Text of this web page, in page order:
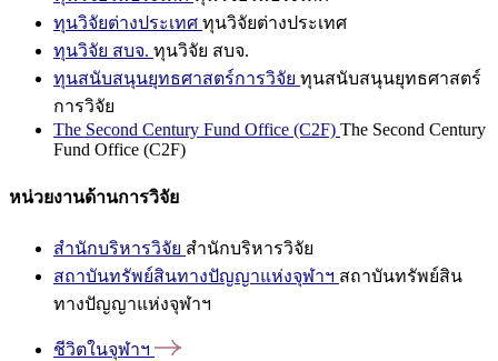
ทุนวิจัยต่างประเทศ ทุนวิจัยต่างประเทศ
ทุนวิจัย สบจ. ทุนวิจัย สบจ.
ทุนสนับสนุนยุทธศาสตร์การวิจัย ทุนสนับสนุนยุทธศาสตร์
การวิจัย
The Second Century Fund Office (C2F) The Second Century
Fund Office (C2F)
หน่วยงานด้านการวิจัย
สำนักบริหารวิจัย สำนักบริหารวิจัย
สถาบันทรัพย์สินทางปัญญาแห่งจุฬาฯ สถาบันทรัพย์สิน
ทางปัญญาแห่งจุฬาฯ
ชีวิตในจุฬาฯ